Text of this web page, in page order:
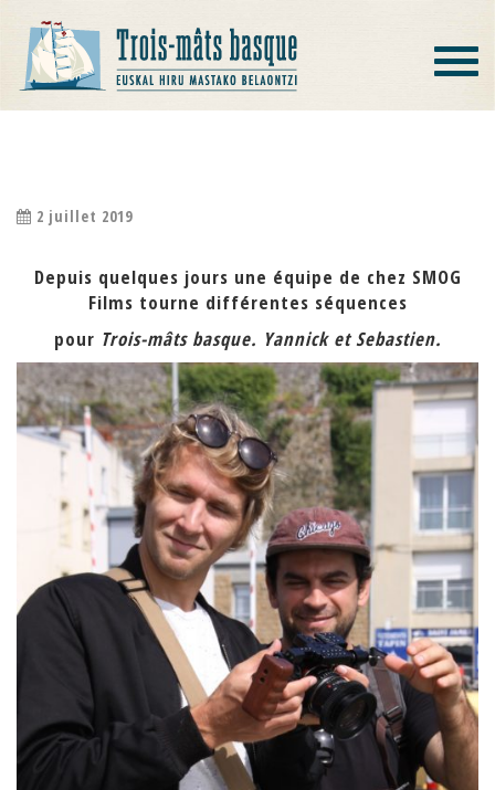
Toggle
2 juillet 2019
Depuis quelques jours une équipe de chez SMOG
Films tourne différentes séquences
pour Trois-mâts basque. Yannick et Sebastien.